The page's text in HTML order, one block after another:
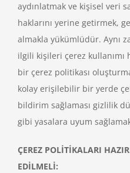
aydınlatmak ve kişisel veri
haklarını yerine getirmek,
almakla yükümlüdür. Aynı
ilgili kişileri çerez
bir çerez politikası
kolay erişilebilir bir yerde
bildirim sağlaması gizlilik
gibi yasalara uyum
ÇEREZ POLİTİKALARI
EDİLMELİ: